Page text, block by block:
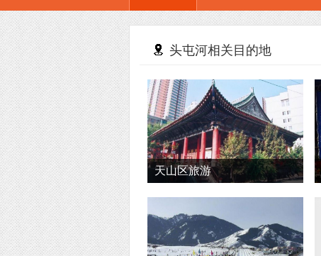
头屯河相关目的地
天山区旅游